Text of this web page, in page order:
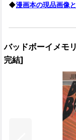
◆漫画本の現品画像
バッドボーイメモ
完結]